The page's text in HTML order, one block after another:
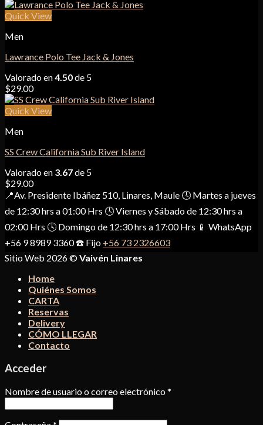
Quick View
Men
Lawrance Polo Tee Jack & Jones
Valorado en4.50de 5
$29.00
Quick View
Men
SS Crew California Sub River Island
Valorado en 3.67de 5
$29.00
📍Av. Presidente Ibáñez 510, Linares, Maule 🕓 Martes a jueves
de 12:30 hrs a 01:00 Hrs 🕓 Viernes y Sábado de 12:30 hrs a
02:00 Hrs 🕓 Domingo de 12:30 hrs a 17:00 Hrs 📱 WhatsApp
+56 9 8989 3360 ☎️ Fijo +56 73 2326603
Sitio Web 2026 ©Vaivén Linares
Home
Quiénes Somos
CARTA
Reservas
Delivery
CÓMO LLEGAR
Contacto
Acceder
Nombre de usuario o correo electrónico*